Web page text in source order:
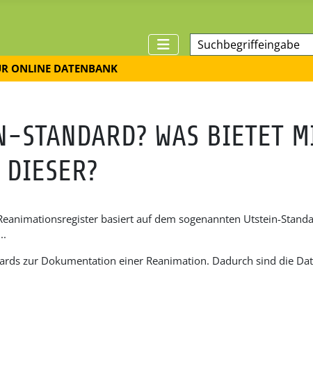
Suchen
ONLINE DATENBANK
STANDARD? WAS BIETET
DIESER?
basiert auf dem sogenannten Utstein-
zur Dokumentation einer Reanimation. Dadurch sind die